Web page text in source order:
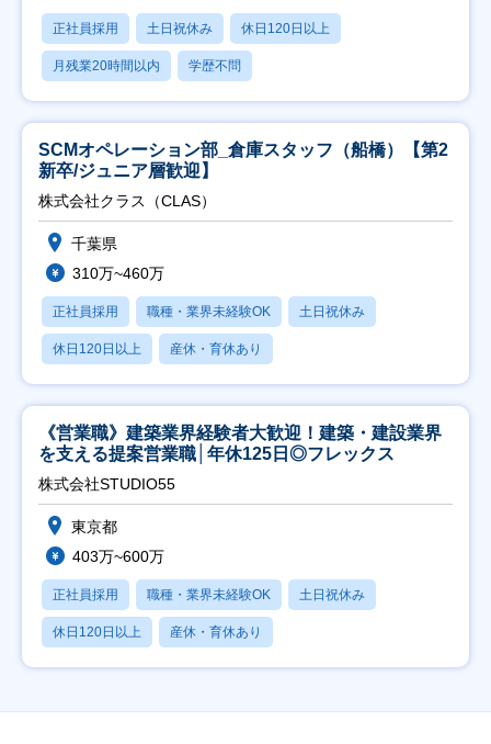
正社員採用 土日祝休み 休日120日以上
月残業20時間以内 学歴不問
SCMオペレーション部_倉庫スタッフ（船橋）【第2
新卒/ジュニア層歓迎】
株式会社クラス（CLAS）
千葉県
310万~460万
正社員採用 職種・業界未経験OK 土日祝休み
休日120日以上 産休・育休あり
《営業職》建築業界経験者大歓迎！建築・建設業界
を支える提案営業職│年休125日◎フレックス
株式会社STUDIO55
東京都
403万~600万
正社員採用 職種・業界未経験OK 土日祝休み
休日120日以上 産休・育休あり